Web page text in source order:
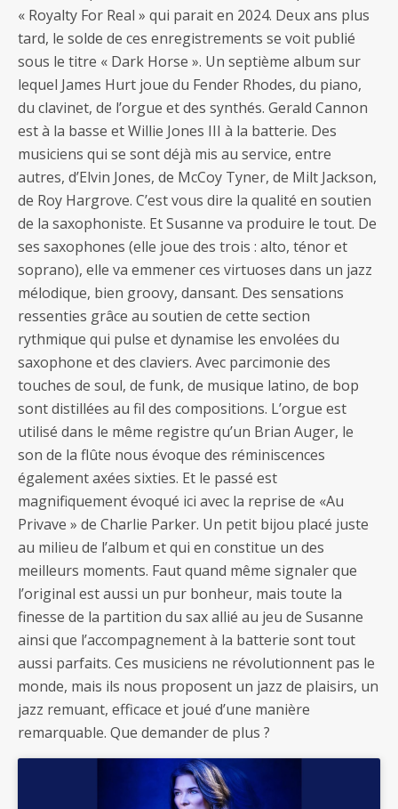
« Royalty For Real » qui parait en 2024. Deux ans plus
tard, le solde de ces enregistrements se voit publié
sous le titre « Dark Horse ». Un septième album sur
lequel James Hurt joue du Fender Rhodes, du piano,
du clavinet, de l’orgue et des synthés. Gerald Cannon
est à la basse et Willie Jones III à la batterie. Des
musiciens qui se sont déjà mis au service, entre
autres, d’Elvin Jones, de McCoy Tyner, de Milt Jackson,
de Roy Hargrove. C’est vous dire la qualité en soutien
de la saxophoniste. Et Susanne va produire le tout. De
ses saxophones (elle joue des trois : alto, ténor et
soprano), elle va emmener ces virtuoses dans un jazz
mélodique, bien groovy, dansant. Des sensations
ressenties grâce au soutien de cette section
rythmique qui pulse et dynamise les envolées du
saxophone et des claviers. Avec parcimonie des
touches de soul, de funk, de musique latino, de bop
sont distillées au fil des compositions. L’orgue est
utilisé dans le même registre qu’un Brian Auger, le
son de la flûte nous évoque des réminiscences
également axées sixties. Et le passé est
magnifiquement évoqué ici avec la reprise de «Au
Privave » de Charlie Parker. Un petit bijou placé juste
au milieu de l’album et qui en constitue un des
meilleurs moments. Faut quand même signaler que
l’original est aussi un pur bonheur, mais toute la
finesse de la partition du sax allié au jeu de Susanne
ainsi que l’accompagnement à la batterie sont tout
aussi parfaits. Ces musiciens ne révolutionnent pas le
monde, mais ils nous proposent un jazz de plaisirs, un
jazz remuant, efficace et joué d’une manière
remarquable. Que demander de plus ?